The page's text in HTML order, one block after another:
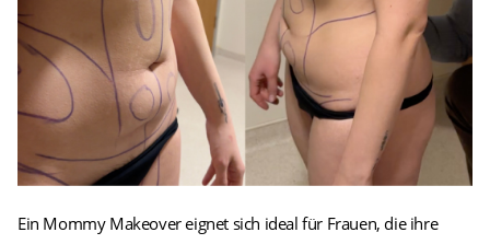
Ein Mommy Makeover eignet sich ideal für Frauen, die ihre